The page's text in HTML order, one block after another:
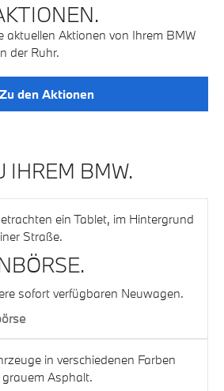
aktuellen Aktionen von Ihrem BMW
der Ruhr.
Zu den Aktionen
IHREM BMW.
sofort verfügbaren Neuwagen.